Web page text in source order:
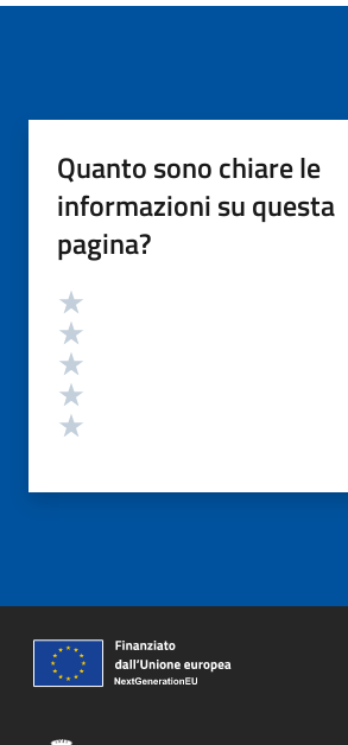
Quanto sono chiare le
informazioni su questa
pagina?
Valutazione